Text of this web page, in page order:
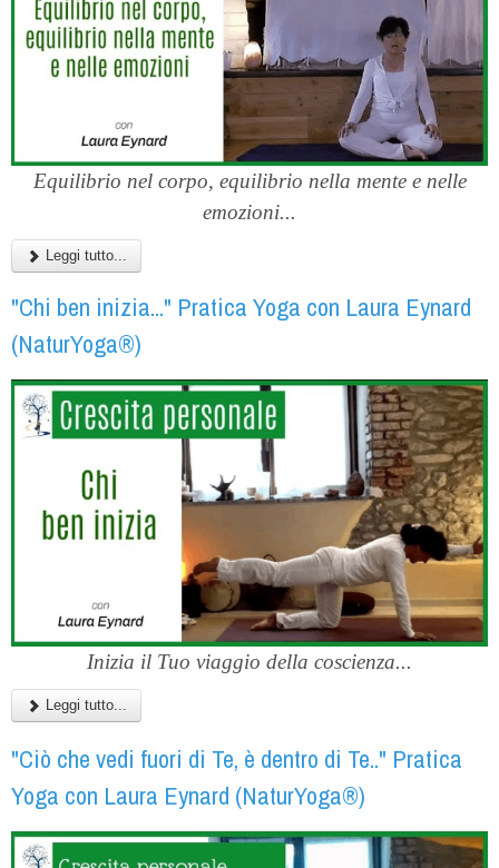
Equilibrio nel corpo, equilibrio nella mente e nelle
emozioni...
Leggi tutto...
"Chi ben inizia..." Pratica Yoga con Laura Eynard
(NaturYoga®)
Inizia il Tuo viaggio della coscienza...
Leggi tutto...
"Ciò che vedi fuori di Te, è dentro di Te.." Pratica
Yoga con Laura Eynard (NaturYoga®)